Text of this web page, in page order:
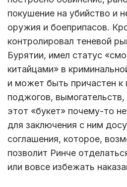
покушение на убийство и
оружия и боеприпасов.
контролировал теневой
Бурятии, имел статус
китайцами» в
и может быть причастен к
поджогов,
этот «букет» почему-то
для заключения с ним
соглашения, которое,
позволит Ринче
или вовсе избежать